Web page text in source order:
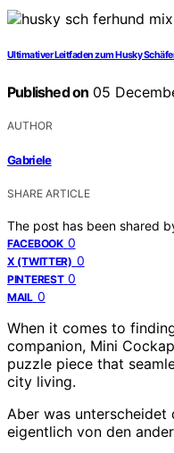
Ultimativer Leitfaden zum Husky
Published on 05
AUTHOR
Gabriele
SHARE ARTICLE
The post has been shared
FACEBOOK 0
X (TWITTER) 0
PINTEREST 0
MAIL 0
When it comes to
companion, Mini
puzzle piece that
city living.
Aber was unterscheidet
eigentlich von den